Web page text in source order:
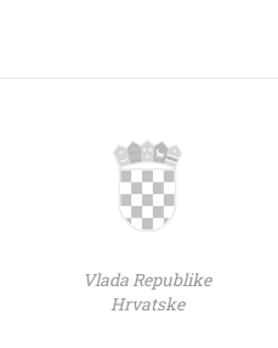
Vlada Republike
Hrvatske